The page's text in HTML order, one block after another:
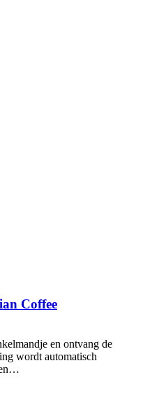
Coffee
en ontvang de
wordt automatisch